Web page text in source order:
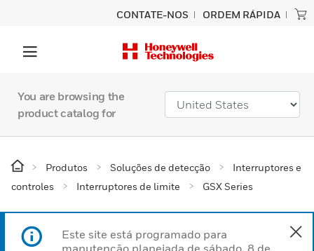
CONTATE-NOS ORDEM RÁPIDA
You are browsing the
product catalog for
Produtos Soluções de detecção
Interruptores e
controles
Interruptores de limite GSX Series
Este site está programado para
manutenção planejada de sábado, 8 de